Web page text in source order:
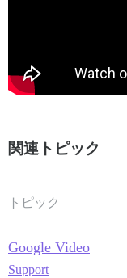
関連トピック
トピック
Google Video
Support